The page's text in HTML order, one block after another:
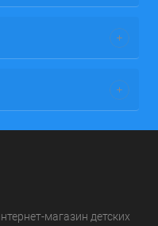
магазин детских